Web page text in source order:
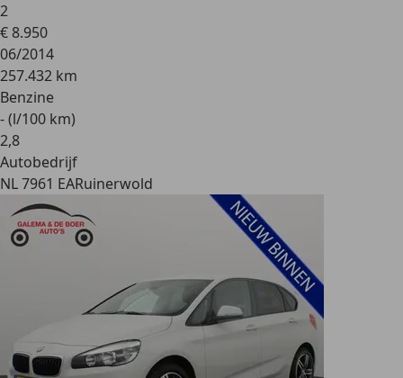
2
€ 8.950
06/2014
257.432 km
Benzine
- (l/100 km)
2,8
Autobedrijf
NL 7961 EARuinerwold